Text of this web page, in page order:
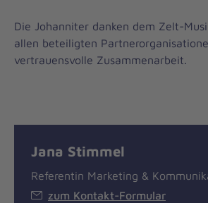
Die Johanniter danken dem Zelt-
allen beteiligten
vertrauensvolle Zusammenarbeit.
Jana Stimmel
Referentin Marketing &
zum Kontakt-Formular